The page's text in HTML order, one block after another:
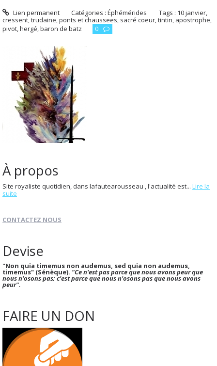
Lien permanent Catégories :Éphémérides Tags : 10 janvier,
cressent,trudaine,ponts et chaussees, sacré coeur,tintin, apostrophe,
pivot,hergé,baron de batz 0
À propos
Site royaliste quotidien, dans lafautearousseau , l'actualité est... Lire la
suite
CONTACTEZ NOUS
Devise
"Non quia timemus non audemus, sed quia non audemus,
timemus" (Sénèque). "Ce n'est pas parce que nous avons peur que
nous n'osons pas; c'est parce que nous n'osons pas que nous avons
peur".
FAIRE UN DON